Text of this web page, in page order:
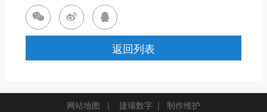
  
返回列表
网站地图 | 捷瑞数字 | 制作维护